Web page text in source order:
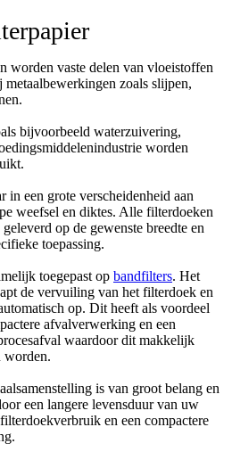
worden vaste delen van vloeistoffen
zoals slijpen,
bijvoorbeeld waterzuivering,
worden
in een grote verscheidenheid aan
weefsel en diktes. Alle filterdoeken
op de gewenste breedte en
toepassing.
toegepast op bandfilters. Het
de vervuiling van het filterdoek en
op. Dit heeft als voordeel
afvalverwerking en een
waardoor dit makkelijk
worden.
is van groot belang en
een langere levensduur van uw
en een compactere